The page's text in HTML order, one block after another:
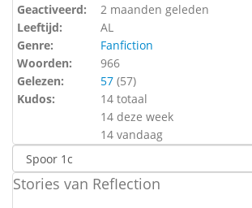
Geactiveerd:
2 maanden geleden
Leeftijd:
AL
Genre:
Fanfiction
Woorden:
966
Gelezen:
57 (57)
Kudos:
14 totaal
14 deze week
14 vandaag
Stories van RefIection